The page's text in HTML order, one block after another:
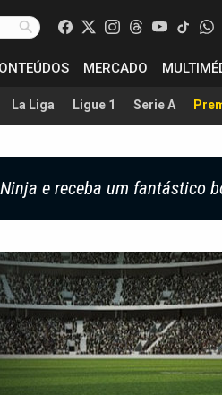
MERCADO
La Liga Ligue 1 Serie A
e receba um fantástico